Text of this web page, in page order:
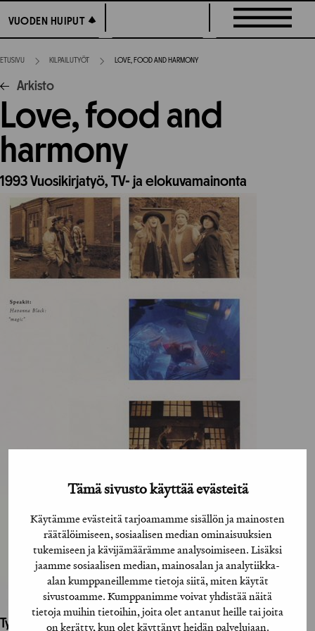
Tämä sivusto käyttää evästeitä
Käytämme evästeitä tarjoamamme sisällön ja mainosten
räätälöimiseen, sosiaalisen median ominaisuuksien
tukemiseen ja kävijämäärämme analysoimiseen. Lisäksi
jaamme sosiaalisen median, mainosalan ja analytiikka-
alan kumppaneillemme tietoja siitä, miten käytät
sivustoamme. Kumppanimme voivat yhdistää näitä
tietoja muihin tietoihin, joita olet antanut heille tai joita
on kerätty, kun olet käyttänyt heidän palvelujaan.
suoraan
sisältöön
VUODEN HUIPUT
VUODEN HUIPUT
ETUSIVU KILPAILUTYÖT LOVE, FOOD AND HARMONY
Arkisto
Love, food and
harmony
1993Vuosikirjatyö, TV- ja elokuvamainonta
Työhön osallistuneet henkilöt / tahot: